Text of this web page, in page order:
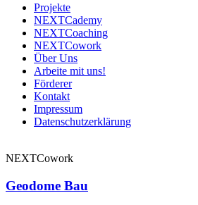
Projekte
NEXTCademy
NEXTCoaching
NEXTCowork
Über Uns
Arbeite mit uns!
Förderer
Kontakt
Impressum
Datenschutzerklärung
NEXTCowork
Geodome Bau